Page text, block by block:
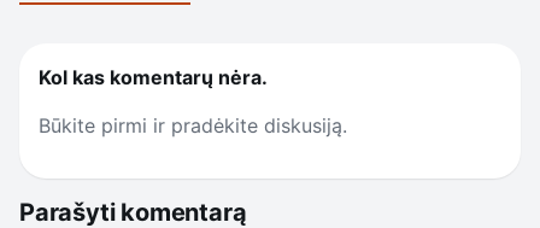
Kol kas komentarų nėra.
Būkite pirmi ir pradėkite diskusiją.
Parašyti komentarą